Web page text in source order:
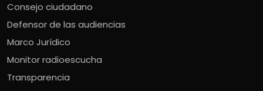
Consejo ciudadano
Defensor de las audiencias
Marco Jurídico
Monitor radioescucha
Transparencia